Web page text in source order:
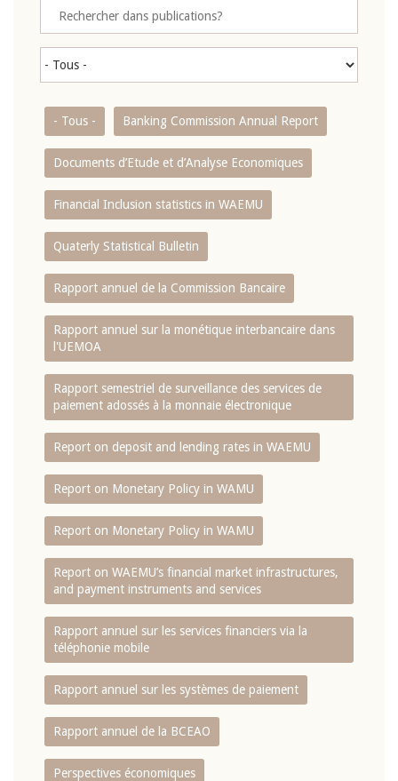
- Tous - Banking Commission Annual Report
Documents d’Etude et d’Analyse Economiques
Financial Inclusion statistics in WAEMU
Quaterly Statistical Bulletin
Rapport annuel de la Commission Bancaire
Rapport annuel sur la monétique interbancaire dans
l'UEMOA
Rapport semestriel de surveillance des services de
paiement adossés à la monnaie électronique
Report on deposit and lending rates in WAEMU
Report on Monetary Policy in WAMU
Report on Monetary Policy in WAMU
Report on WAEMU’s financial market infrastructures,
and payment instruments and services
Rapport annuel sur les services financiers via la
téléphonie mobile
Rapport annuel sur les systèmes de paiement
Rapport annuel de la BCEAO
Perspectives économiques